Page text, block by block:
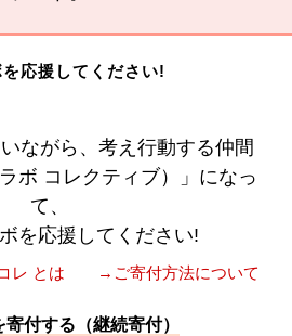
を応援してください!
ながら、考え行動する仲間
ボ コレクティブ）」になっ
て、
を応援してください!
レ とは →ご寄付方法について
付する（継続寄付）